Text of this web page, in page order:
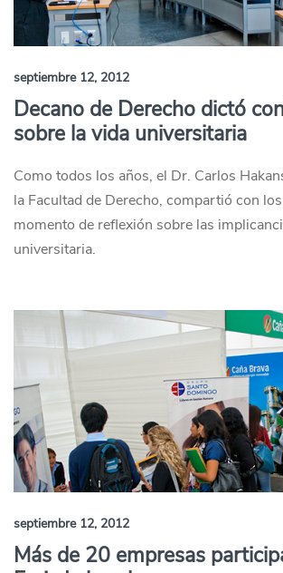
septiembre 12, 2012
Decano de Derecho dictó
sobre la vida universitaria
Como todos los años, el Dr. Carlos
la Facultad de Derecho, compartió con
momento de reflexión sobre las
universitaria.
septiembre 12, 2012
Más de 20 empresas